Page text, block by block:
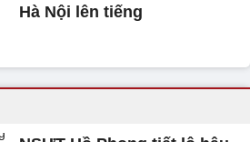
Hà Nội lên tiếng